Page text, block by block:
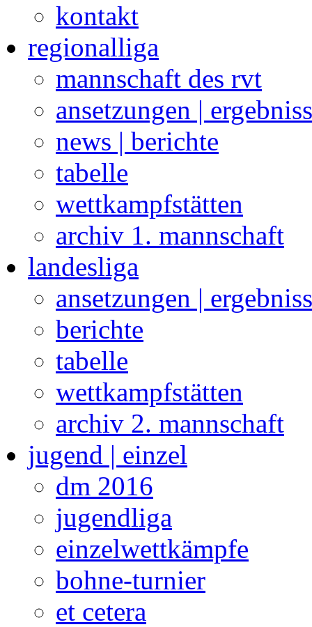
kontakt
regionalliga
mannschaft des rvt
ansetzungen |
news | berichte
tabelle
wettkampfstätten
archiv 1. mannschaft
landesliga
ansetzungen |
berichte
tabelle
wettkampfstätten
archiv 2. mannschaft
jugend | einzel
dm 2016
jugendliga
einzelwettkämpfe
bohne-turnier
et cetera